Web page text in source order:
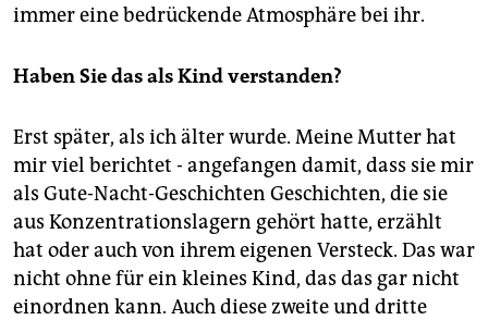
immer eine bedrückende Atmosphäre bei ihr.
Haben Sie das als Kind verstanden?
Erst später, als ich älter wurde. Meine Mutter hat
mir viel berichtet - angefangen damit, dass sie mir
als Gute-Nacht-Geschichten Geschichten, die sie
aus Konzentrationslagern gehört hatte, erzählt
hat oder auch von ihrem eigenen Versteck. Das war
nicht ohne für ein kleines Kind, das das gar nicht
einordnen kann. Auch diese zweite und dritte